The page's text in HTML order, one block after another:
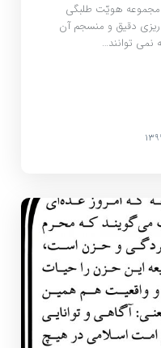
مجموعه هویّت طلبگی
ریزی دقیق و منسجم آن
نمی توانند…